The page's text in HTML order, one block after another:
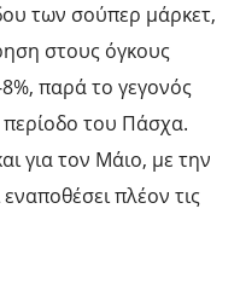
των σούπερ μάρκετ,
στους όγκους
παρά το γεγονός
του Πάσχα.
για τον Μάιο, με την
πλέον τις